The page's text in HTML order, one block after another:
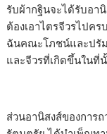
รับผ้ากฐินจะได้รับอา
ต้องเอาไตรจีวรไปคร
ฉันคณะโภชน์และปรัม
และจีวรที่เกิดขึ้นในที่
ส่วนอานิสงส์ของการ